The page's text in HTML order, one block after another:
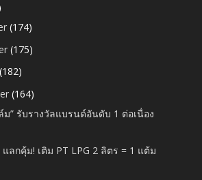
(174)
(175)
(182)
(164)
ม” รับรางวัลแบรนด์อันดับ 1 ต่อเนื่อง
ลกคุ้ม! เติม PT LPG 2 ลิตร = 1 แต้ม